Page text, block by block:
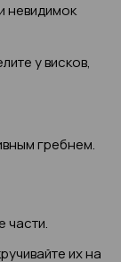
невидимок
у висков,
гребнем.
части.
их на